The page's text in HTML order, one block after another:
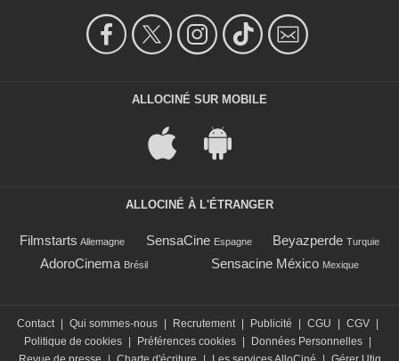
ALLOCINÉ SUR MOBILE
ALLOCINÉ À L'ÉTRANGER
Filmstarts Allemagne SensaCine Espagne Beyazperde Turquie
AdoroCinema Brésil Sensacine México Mexique
Contact Qui sommes-nous Recrutement Publicité CGU CGV
Politique de cookies
Préférences cookies Données Personnelles